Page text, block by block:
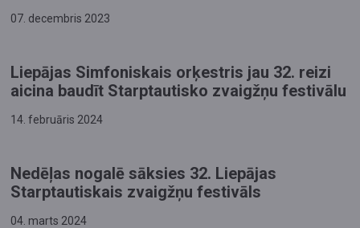
07. decembris 2023
Liepājas Simfoniskais orķestris jau 32. reizi
aicina baudīt Starptautisko zvaigžņu festivālu
14. februāris 2024
Nedēļas nogalē sāksies 32. Liepājas
Starptautiskais zvaigžņu festivāls
04. marts 2024